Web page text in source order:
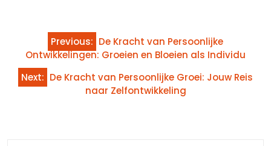
Bericht
navigatie
Previous: De Kracht van Persoonlijke
Ontwikkelingen: Groeien en Bloeien als Individu
Next: De Kracht van Persoonlijke Groei: Jouw Reis
naar Zelfontwikkeling